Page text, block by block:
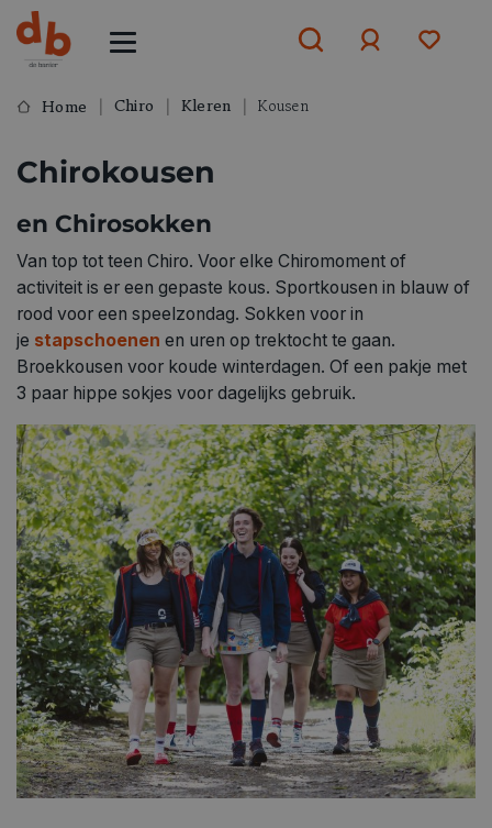
Home Chiro Kleren Kousen
Chirokousen
en Chirosokken
Van top tot teen Chiro. Voor elke Chiromoment of
activiteit is er een gepaste kous. Sportkousen in blauw of
rood voor een speelzondag. Sokken voor in
je stapschoenen en uren op trektocht te gaan.
Broekkousen voor koude winterdagen. Of een pakje met
3 paar hippe sokjes voor dagelijks gebruik.